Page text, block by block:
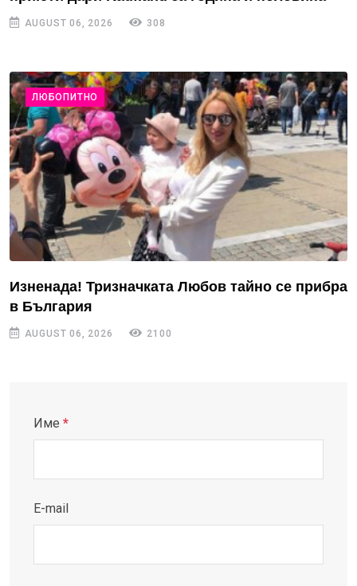
AUGUST 06, 2026 308
ЛЮБОПИТНО
Изненада! Тризначката Любов тайно се прибра
в България
AUGUST 06, 2026 2100
Име *
E-mail